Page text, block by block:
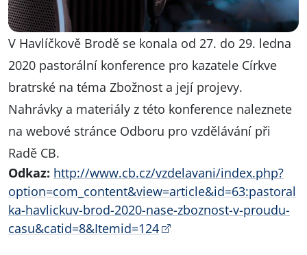
V Havlíčkově Brodě se konala od 27. do 29. ledna
2020 pastorální konference pro kazatele Církve
bratrské na téma Zbožnost a její projevy.
Nahrávky a materiály z této konference naleznete
na webové stránce Odboru pro vzdělávání při
Radě CB.
Odkaz: http://www.cb.cz/vzdelavani/index.php?
option=com_content&view=article&id=63:pastoral
ka-havlickuv-brod-2020-nase-zboznost-v-proudu-
casu&catid=8&Itemid=124